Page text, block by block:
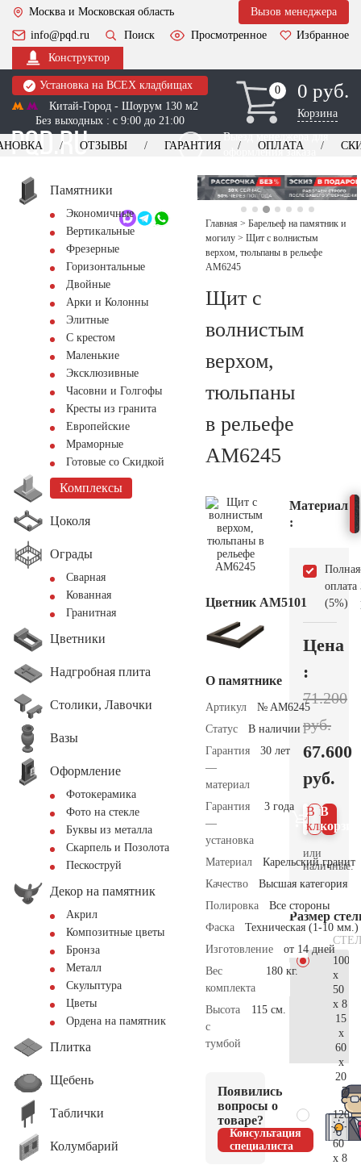
Москва и Московская область
Вызов менеджера
info@pqd.ru
Поиск Просмотренное
Избранное
Конструктор
Установка на ВСЕХ кладбищах
Китай-Город - Шоурум 130 м2
Без выходных : с 9:00 до 21:00
0
0 0 руб.
Корзина
Выезд менеджера для
оформления заказа
+7 (495) 518-44-23
Обратный звонок
ОТЗЫВЫ ГАРАНТИЯ ОПЛАТА
Памятники
Экономичные
Вертикальные
Фрезерные
Горизонтальные
Двойные
Арки и Колонны
Элитные
С крестом
Маленькие
Эксклюзивные
Часовни и Голгофы
Кресты из гранита
Европейские
Мраморные
Готовые со Скидкой
Комплексы
Цоколя
Ограды
Сварная
Кованная
Гранитная
Цветники
Надгробная плита
Столики, Лавочки
Вазы
Оформление
Фотокерамика
Фото на стекле
Буквы из металла
Скарпель и Позолота
Пескоструй
Декор на памятник
Акрил
Композитные цветы
Бронза
Металл
Скульптура
Цветы
Ордена на памятник
Плитка
Щебень
Таблички
Колумбарий
Главная > Барельеф на памятник и
могилу > Щит с волнистым
верхом, тюльпаны в рельефе
AM6245
Щит с
волнистым
верхом,
тюльпаны
в рельефе
AM6245
Цветник АМ5101
О памятнике
Артикул
№ AM6245
Статус
В наличии
Гарантия
—
материал
30 лет
Гарантия
—
установка
3 года
Материал
Карельский гранит
Качество
Высшая категория
Полировка
Все стороны
Фаска
Техническая (1-10 мм.)
Изготовление
от 14 дней
Вес
комплекта
180 кг.
Высота
с
тумбой
115 см.
Появились
вопросы о
товаре?
Консультация
специалиста
Материал
:
Полная
оплата
(5%)
Цена
:
71.200
руб.
67.600
руб.
В
В 1
клик
или
наличные.
Размер
100
x
50
x 8
15
x
60
x
20
120
x
60
x 8